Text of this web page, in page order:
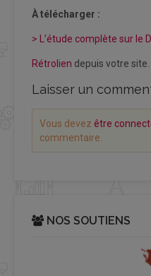
À télécharger :
> L’étude complète sur le
Rétrolien depuis votre site.
Laisser un
Vous devez être
commentaire.
NOS SOUTIENS